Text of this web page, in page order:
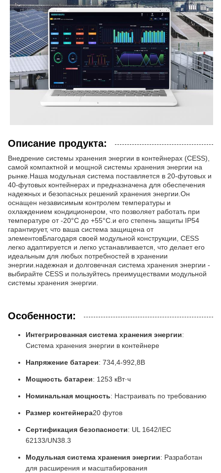
Описание продукта:
Внедрение системы хранения энергии в контейнерах (CESS),
самой компактной и мощной системы хранения энергии на
рынке.Наша модульная система поставляется в 20-футовых и
40-футовых контейнерах и предназначена для обеспечения
надежных и безопасных решений хранения энергии.Он
оснащен независимым контролем температуры и
охлаждением кондиционером, что позволяет работать при
температуре от -20°C до +55°C.и его степень защиты IP54
гарантирует, что ваша система защищена от
элементовБлагодаря своей модульной конструкции, CESS
легко адаптируется и легко устанавливается, что делает его
идеальным для любых потребностей в хранении
энергии.надежная и долговечная система хранения энергии -
выбирайте CESS и пользуйтесь преимуществами модульной
системы хранения энергии.
Особенности:
Интегрированная система хранения энергии:
Система хранения энергии в контейнере
Напряжение батареи: 734,4-992,8В
Мощность батареи: 1253 кВт·ч
Номинальная мощность: Настраивать по требованию
Размер контейнера20 футов
Сертификация безопасности: UL 1642/IEC
62133/UN38.3
Модульная система хранения энергии: Разработан
для расширения и масштабирования